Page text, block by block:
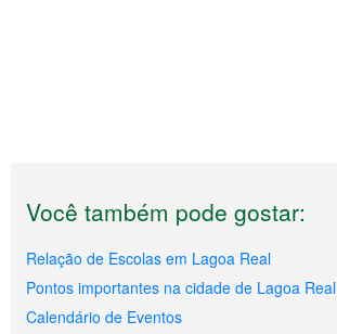
Você também pode gostar:
Relação de Escolas em Lagoa Real
Pontos importantes na cidade de Lagoa Real
Calendário de Eventos